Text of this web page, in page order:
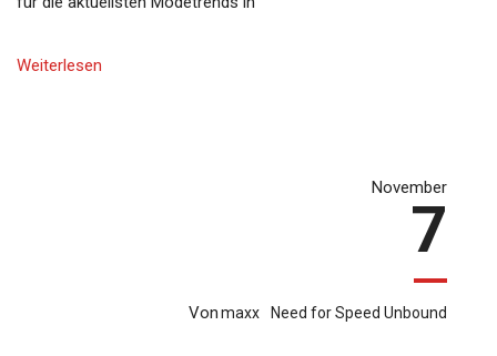
Weiterlesen
November
7
Vonmaxx Need for Speed Unbound